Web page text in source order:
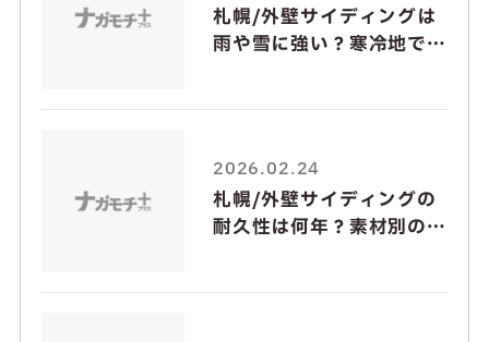
札幌/外壁サイディングは
雨や雪に強い？寒冷地で注
2026.02.24
札幌/外壁サイディングの
耐久性は何年？素材別の違